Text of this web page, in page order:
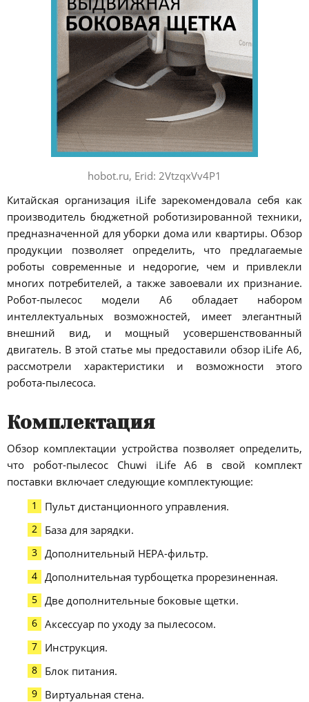
hobot.ru, Erid: 2VtzqxVv4P1
Китайская организация iLife зарекомендовала себя как
производитель бюджетной роботизированной техники,
предназначенной для уборки дома или квартиры. Обзор
продукции позволяет определить, что предлагаемые
роботы современные и недорогие, чем и привлекли
многих потребителей, а также завоевали их признание.
Робот-пылесос модели А6 обладает набором
интеллектуальных возможностей, имеет элегантный
внешний вид, и мощный усовершенствованный
двигатель. В этой статье мы предоставили обзор iLife A6,
рассмотрели характеристики и возможности этого
робота-пылесоса.
Комплектация
Обзор комплектации устройства позволяет определить,
что робот-пылесос Chuwi iLife A6 в свой комплект
поставки включает следующие комплектующие:
Пульт дистанционного управления.
База для зарядки.
Дополнительный НЕРА-фильтр.
Дополнительная турбощетка прорезиненная.
Две дополнительные боковые щетки.
Аксессуар по уходу за пылесосом.
Инструкция.
Блок питания.
Виртуальная стена.